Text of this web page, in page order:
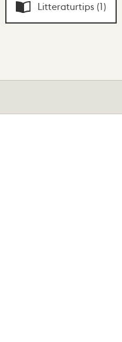
Litteraturtips (1)